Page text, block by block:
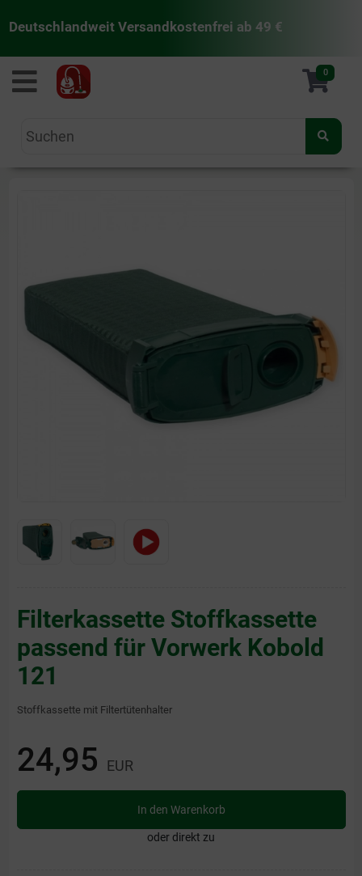
Deutschlandweit Versandkostenfrei ab 49 €
staubsaugermanufaktur 0
Filterkassette Stoffkassette
passend für Vorwerk Kobold
121
Stoffkassette mit Filtertütenhalter
24,95 EUR
In den Warenkorb
oder direkt zu